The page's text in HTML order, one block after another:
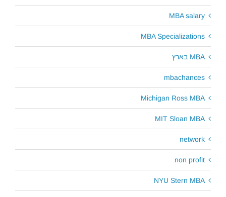
MBA salary
MBA Specializations
MBA בארץ
mbachances
Michigan Ross MBA
MIT Sloan MBA
network
non profit
NYU Stern MBA